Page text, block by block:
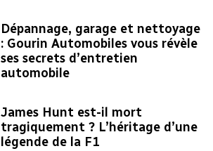
Dépannage, garage et nettoyage
: Gourin Automobiles vous révèle
ses secrets d’entretien
automobile
James Hunt est-il mort
tragiquement ? L’héritage d’une
légende de la F1